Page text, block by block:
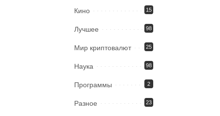
Кино 15
Лучшее 98
Мир криптовалют 25
Наука 98
Программы 2
Разное 23